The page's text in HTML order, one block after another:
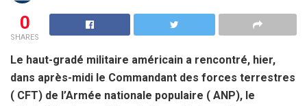
0
SHARES
Le haut-gradé militaire américain a rencontré, hier,
dans après-midi le Commandant des forces terrestres
( CFT) de l’Armée nationale populaire ( ANP), le